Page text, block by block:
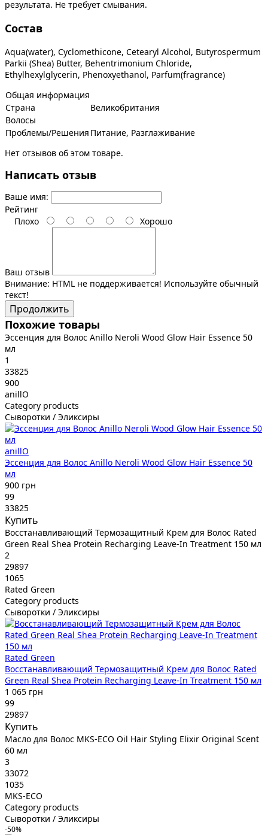
результата. Не требует смывания.
Состав
Aqua(water), Cyclomethicone, Cetearyl Alcohol, Butyrospermum
Parkii (Shea) Butter, Behentrimonium Chloride,
Ethylhexylglycerin, Phenoxyethanol, Parfum(fragrance)
Общая информация
Страна
Великобритания
Волосы
Проблемы/Решения Питание, Разглаживание
Нет отзывов об этом товаре.
Написать отзыв
Ваше имя:
Рейтинг
Плохо
Хорошо
Ваш отзыв
Внимание: HTML не поддерживается! Используйте обычный
текст!
Продолжить
Похожие товары
Эссенция для Волос Anillo Neroli Wood Glow Hair Essence 50
мл
1
33825
900
anillO
Category products
Сыворотки / Эликсиры
anillO
Эссенция для Волос Anillo Neroli Wood Glow Hair Essence 50
мл
900 грн
99
33825
Купить
Восстанавливающий Термозащитный Крем для Волос Rated
Green Real Shea Protein Recharging Leave-In Treatment 150 мл
2
29897
1065
Rated Green
Category products
Сыворотки / Эликсиры
Rated Green
Восстанавливающий Термозащитный Крем для Волос Rated
Green Real Shea Protein Recharging Leave-In Treatment 150 мл
1 065 грн
99
29897
Купить
Масло для Волос MKS-ECO Oil Hair Styling Elixir Original Scent
60 мл
3
33072
1035
MKS-ECO
Category products
Сыворотки / Эликсиры
-50%